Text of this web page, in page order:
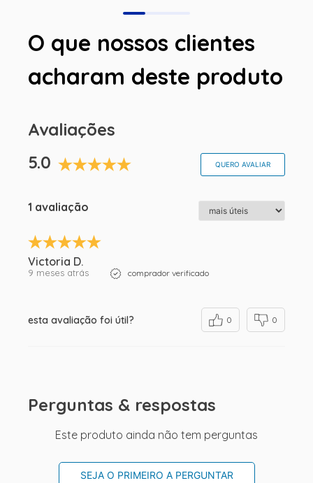
O que nossos clientes
acharam deste produto
Avaliações
5.0
QUERO AVALIAR
1 avaliação
Victoria D.
9 meses atrás comprador verificado
esta avaliação foi útil? 0 0
Perguntas & respostas
Este produto ainda não tem perguntas
SEJA O PRIMEIRO A PERGUNTAR